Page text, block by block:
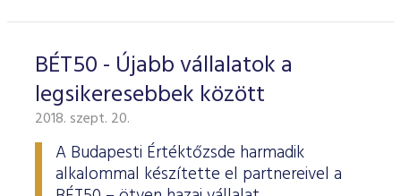
BÉT50 - Újabb vállalatok a
legsikeresebbek között
2018. szept. 20.
A Budapesti Értéktőzsde harmadik
alkalommal készítette el partnereivel a